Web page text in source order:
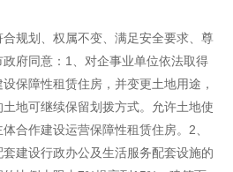
合规划、权属不变、满足安全要求、尊
府同意：1、对企事业单位依法取得
保障性租赁住房，并变更土地用途，
地可继续保留划拨方式。允许土地使
合作建设运营保障性租赁住房。2、
建设行政办公及生活服务配套设施的